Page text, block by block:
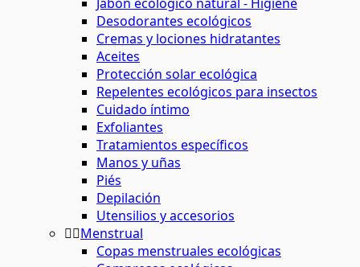
Desodorantes ecológicos
Cremas y lociones hidratantes
Aceites
Protección solar ecológica
Repelentes ecológicos para insectos
Cuidado íntimo
Exfoliantes
Tratamientos específicos
Manos y uñas
Piés
Depilación
Utensilios y accesorios
Menstrual
Copas menstruales ecológicas